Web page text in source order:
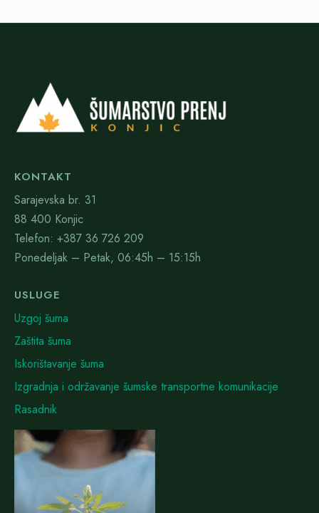
KONTAKT
Sarajevska br. 31
88 400 Konjic
Telefon: +387 36 726 209
Ponedeljak – Petak, 06:45h – 15:15h
USLUGE
Uzgoj šuma
Zaštita šuma
Iskorištavanje šuma
Izgradnja i održavanje šumske transportne komunikacije
Rasadnik